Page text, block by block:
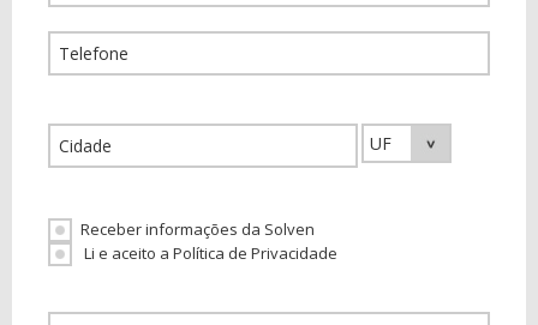
Receber informações da Solven
Li e aceito a Política de Privacidade